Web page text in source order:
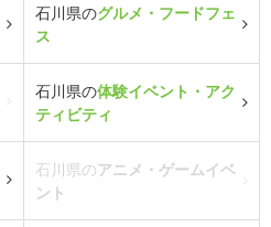
石川県のグルメ・フードフェ
ス
石川県の体験イベント・アク
ティビティ
石川県のアニメ・ゲームイベ
ント